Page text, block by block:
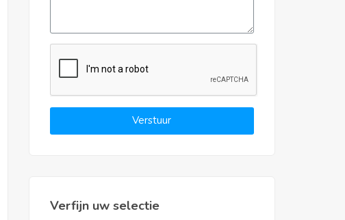
Verstuur
Verfijn uw selectie